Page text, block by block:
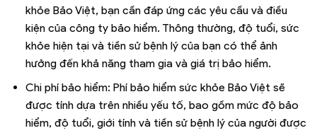
khỏe Bảo Việt, bạn cần đáp ứng các yêu cầu và điều
kiện của công ty bảo hiểm. Thông thường, độ tuổi, sức
khỏe hiện tại và tiền sử bệnh lý của bạn có thể ảnh
hưởng đến khả năng tham gia và giá trị bảo hiểm.
Chi phí bảo hiểm: Phí bảo hiểm sức khỏe Bảo Việt sẽ
được tính dựa trên nhiều yếu tố, bao gồm mức độ bảo
hiểm, độ tuổi, giới tính và tiền sử bệnh lý của người được